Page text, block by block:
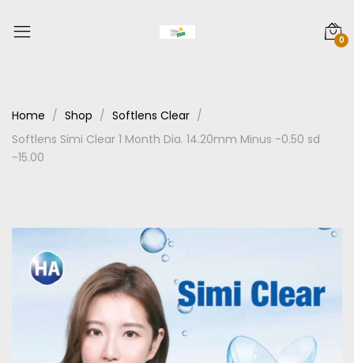
0
Home Shop
Softlens Clear
Softlens Simi Clear 1 Month Dia. 14.20mm Minus -0.50 sd
-15.00